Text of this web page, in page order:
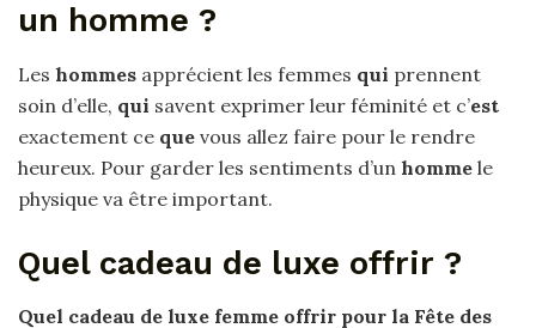
un homme ?
Les hommes apprécient les femmes qui prennent
soin d’elle, qui savent exprimer leur féminité et c’est
exactement ce que vous allez faire pour le rendre
heureux. Pour garder les sentiments d’un homme le
physique va être important.
Quel cadeau de luxe offrir ?
Quel cadeau de luxe femme offrir pour la Fête des